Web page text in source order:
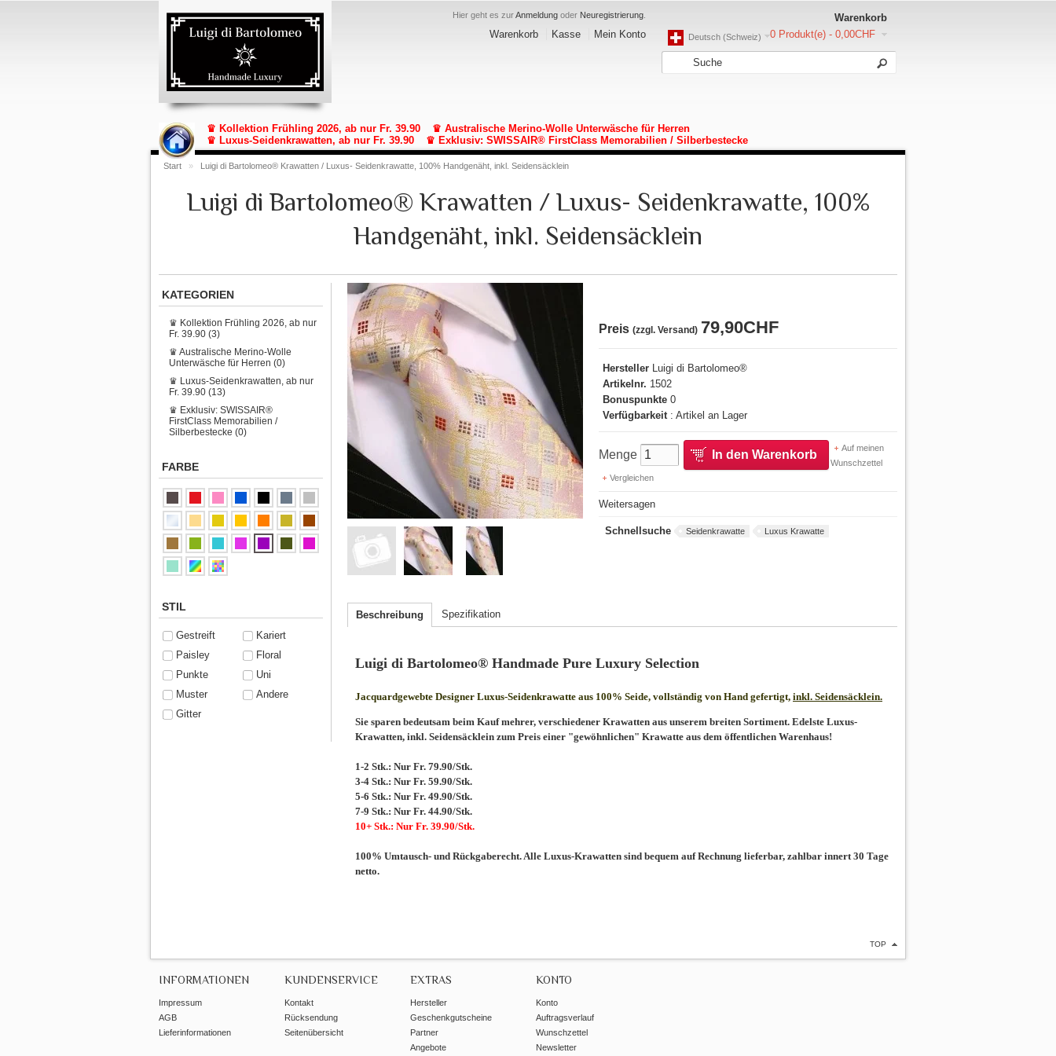
Hier geht es zurAnmeldung oder Neuregistrierung
Warenkorb Kasse Mein Konto
Warenkorb
0 Produkt(e) - 0,00CHF
Deutsch (Schweiz)
♛ Kollektion Frühling 2026, ab nur Fr. 39.90
♛ Australische Merino-Wolle Unterwäsche für Herren
♛ Luxus-Seidenkrawatten, ab nur Fr. 39.90
♛ Exklusiv: SWISSAIR® FirstClass Memorabilien / Silberbestecke
Start » Luigi di Bartolomeo® Krawatten / Luxus- Seidenkrawatte, 100% Handgenäht, inkl. Seidensäcklein
Luigi di Bartolomeo® Krawatten / Luxus- Seidenkrawatte, 100%
Handgenäht, inkl. Seidensäcklein
Preis (zzgl. Versand) 79,90CHF
Hersteller Luigi di Bartolomeo®
Artikelnr. 1502
Bonuspunkte 0
Verfügbarkeit : Artikel an Lager
Menge In den Warenkorb
Auf meinen
Wunschzettel
Vergleichen
Weitersagen
Schnellsuche Seidenkrawatte Luxus Krawatte
Beschreibung Spezifikation
Luigi di Bartolomeo® Handmade Pure Luxury Selection
Jacquardgewebte Designer Luxus-Seidenkrawatte aus 100% Seide, vollständig von Hand gefertigt, inkl. Seidensäcklein.
Sie sparen bedeutsam beim Kauf mehrer, verschiedener Krawatten aus unserem breiten Sortiment. Edelste Luxus-
Krawatten, inkl. Seidensäcklein zum Preis einer "gewöhnlichen" Krawatte aus dem öffentlichen Warenhaus!
1-2 Stk.: Nur Fr. 79.90/Stk.
3-4 Stk.: Nur Fr. 59.90/Stk.
5-6 Stk.: Nur Fr. 49.90/Stk.
7-9 Stk.: Nur Fr. 44.90/Stk.
10+ Stk.: Nur Fr. 39.90/Stk.
100% Umtausch- und Rückgaberecht. Alle Luxus-Krawatten sind bequem auf Rechnung lieferbar, zahlbar innert 30 Tage
netto.
KATEGORIEN
♛ Kollektion Frühling 2026, ab nur
Fr. 39.90 (3)
♛ Australische Merino-Wolle
Unterwäsche für Herren (0)
♛ Luxus-Seidenkrawatten, ab nur
Fr. 39.90 (13)
♛ Exklusiv: SWISSAIR®
FirstClass Memorabilien /
Silberbestecke (0)
FARBE
STIL
Gestreift
Kariert
Paisley
Floral
Punkte
Uni
Muster
Andere
Gitter
TOP
INFORMATIONEN
Impressum
AGB
Lieferinformationen
KUNDENSERVICE
Kontakt
Rücksendung
Seitenübersicht
EXTRAS
Hersteller
Geschenkgutscheine
Partner
Angebote
KONTO
Konto
Auftragsverlauf
Wunschzettel
Newsletter